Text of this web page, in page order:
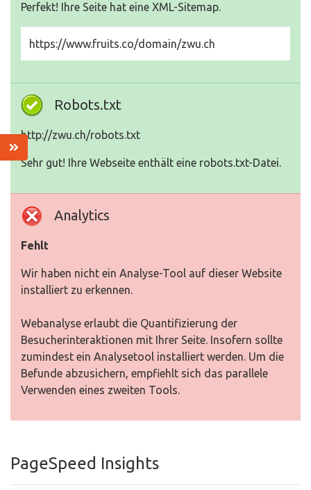
Perfekt! Ihre Seite hat eine XML-Sitemap.
https://www.fruits.co/domain/zwu.ch
Robots.txt
http://zwu.ch/robots.txt
Sehr gut! Ihre Webseite enthält eine robots.txt-Datei.
Analytics
Fehlt
Wir haben nicht ein Analyse-Tool auf dieser Website
installiert zu erkennen.
Webanalyse erlaubt die Quantifizierung der
Besucherinteraktionen mit Ihrer Seite. Insofern sollte
zumindest ein Analysetool installiert werden. Um die
Befunde abzusichern, empfiehlt sich das parallele
Verwenden eines zweiten Tools.
PageSpeed Insights